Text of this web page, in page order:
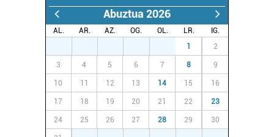
Abuztua 2026
AL. AR. AZ. OG. OL. LR.
IG.
1 2
3 4 5 6 7 8 9
10 11 12 13 14 15 16
17 18 19 20 21 22 23
24 25 26 27 28 29 30